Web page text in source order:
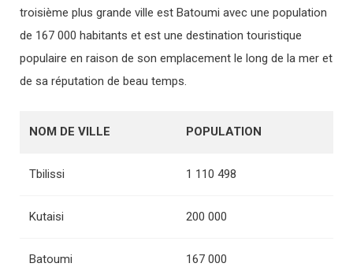
troisième plus grande ville est Batoumi avec une population
de 167 000 habitants et est une destination touristique
populaire en raison de son emplacement le long de la mer et
de sa réputation de beau temps.
NOM DE VILLE POPULATION
Tbilissi 1 110 498
Kutaisi 200 000
Batoumi 167 000